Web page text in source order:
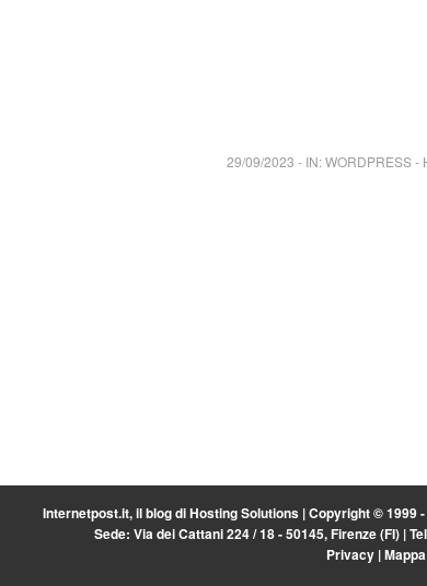
29/09/2023 - IN:WORDPRESS-
Internetpost.it, il blog diHosting Solutions | Copyright © 1999
Sede: Via dei Cattani 224 / 18 - 50145, Firenze (FI) |
Privacy |